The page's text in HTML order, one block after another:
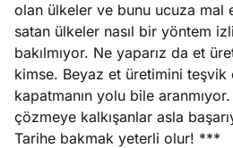
olan ülkeler ve bunu ucuza mal
satan ülkeler nasıl bir yöntem
bakılmıyor. Ne yaparız da et
kimse. Beyaz et üretimini teşvik
kapatmanın yolu bile
çözmeye kalkışanlar asla
Tarihe bakmak yeterli olur! ***